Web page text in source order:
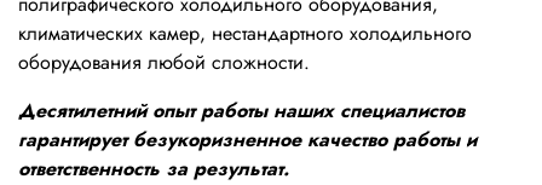
климатических камер, нестандартного холодильного
оборудования любой сложности.
Десятилетний опыт работы наших специалистов
гарантирует безукоризненное качество работы и
ответственность за результат.